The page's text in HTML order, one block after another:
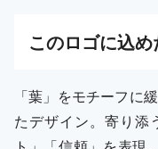
このロゴに込
「葉」をモチーフに
たデザイン。寄り添